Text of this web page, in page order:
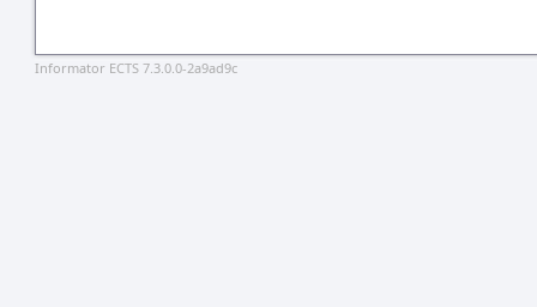
Informator ECTS 7.3.0.0-2a9ad9c